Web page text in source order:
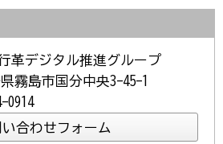
革デジタル推進グループ
霧島市国分中央3-45-1
0914